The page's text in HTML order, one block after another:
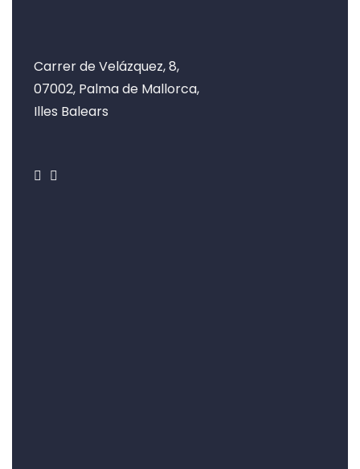
Carrer de Velázquez, 8,
07002, Palma de Mallorca,
Illes Balears